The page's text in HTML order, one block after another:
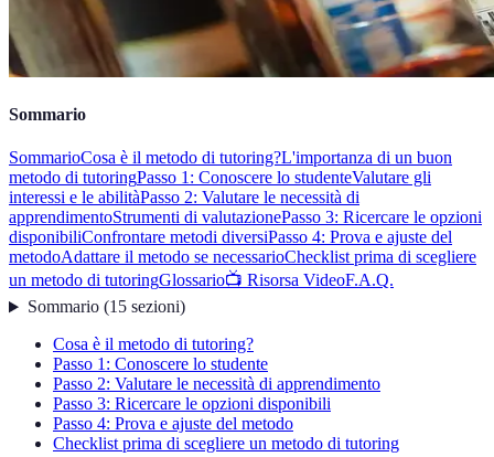
Sommario
SommarioCosa è il metodo di tutoring?L'importanza di un buon
metodo di tutoringPasso 1: Conoscere lo studenteValutare gli
interessi e le abilitàPasso 2: Valutare le necessità di
apprendimentoStrumenti di valutazionePasso 3: Ricercare le opzioni
disponibiliConfrontare metodi diversiPasso 4: Prova e ajuste del
metodoAdattare il metodo se necessarioChecklist prima di scegliere
un metodo di tutoringGlossario📺 Risorsa VideoF.A.Q.
Sommario(15 sezioni)
Cosa è il metodo di tutoring?
Passo 1: Conoscere lo studente
Passo 2: Valutare le necessità di apprendimento
Passo 3: Ricercare le opzioni disponibili
Passo 4: Prova e ajuste del metodo
Checklist prima di scegliere un metodo di tutoring